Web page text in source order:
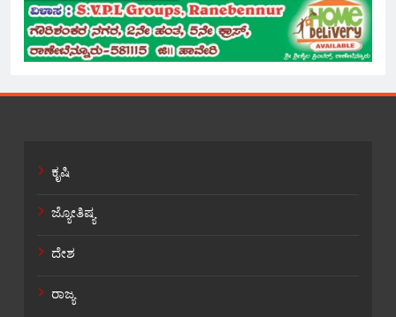
ಕೃಷಿ
ಜ್ಯೋತಿಷ್ಯ
ದೇಶ
ರಾಜ್ಯ